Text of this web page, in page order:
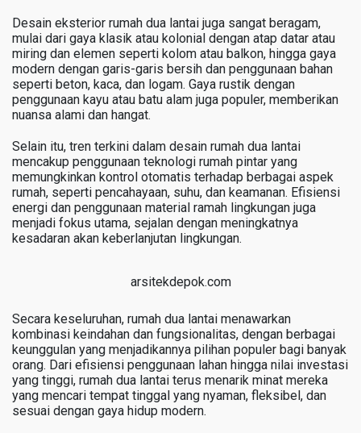
Desain eksterior rumah dua lantai juga sangat beragam,
mulai dari gaya klasik atau kolonial dengan atap datar atau
miring dan elemen seperti kolom atau balkon, hingga gaya
modern dengan garis-garis bersih dan penggunaan bahan
seperti beton, kaca, dan logam. Gaya rustik dengan
penggunaan kayu atau batu alam juga populer, memberikan
nuansa alami dan hangat.
Selain itu, tren terkini dalam desain rumah dua lantai
mencakup penggunaan teknologi rumah pintar yang
memungkinkan kontrol otomatis terhadap berbagai aspek
rumah, seperti pencahayaan, suhu, dan keamanan. Efisiensi
energi dan penggunaan material ramah lingkungan juga
menjadi fokus utama, sejalan dengan meningkatnya
kesadaran akan keberlanjutan lingkungan.
arsitekdepok.com
Secara keseluruhan, rumah dua lantai menawarkan
kombinasi keindahan dan fungsionalitas, dengan berbagai
keunggulan yang menjadikannya pilihan populer bagi banyak
orang. Dari efisiensi penggunaan lahan hingga nilai investasi
yang tinggi, rumah dua lantai terus menarik minat mereka
yang mencari tempat tinggal yang nyaman, fleksibel, dan
sesuai dengan gaya hidup modern.